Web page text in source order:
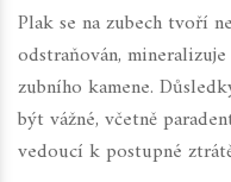
Plak se na zubech tvoří
odstraňován,
zubního kamene.
být vážné, včetně
vedoucí k postupné